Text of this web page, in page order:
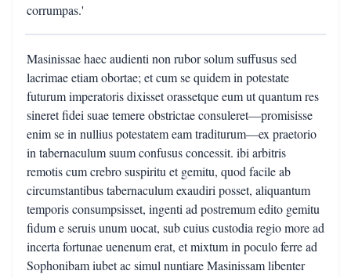
corrumpas.'
Masinissae haec audienti non rubor solum suffusus sed
lacrimae etiam obortae; et cum se quidem in potestate
futurum imperatoris dixisset orassetque eum ut quantum res
sineret fidei suae temere obstrictae consuleret—promisisse
enim se in nullius potestatem eam traditurum—ex praetorio
in tabernaculum suum confusus concessit. ibi arbitris
remotis cum crebro suspiritu et gemitu, quod facile ab
circumstantibus tabernaculum exaudiri posset, aliquantum
temporis consumpsisset, ingenti ad postremum edito gemitu
fidum e seruis unum uocat, sub cuius custodia regio more ad
incerta fortunae uenenum erat, et mixtum in poculo ferre ad
Sophonibam iubet ac simul nuntiare Masinissam libenter